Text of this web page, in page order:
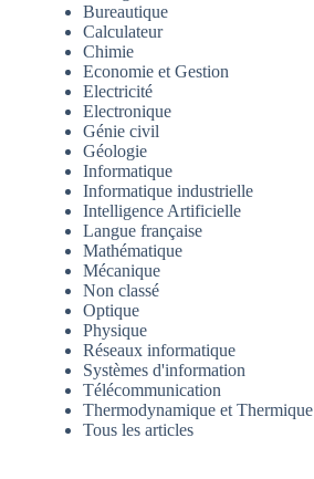
Bureautique
Calculateur
Chimie
Economie et Gestion
Electricité
Electronique
Génie civil
Géologie
Informatique
Informatique industrielle
Intelligence Artificielle
Langue française
Mathématique
Mécanique
Non classé
Optique
Physique
Réseaux informatique
Systèmes d'information
Télécommunication
Thermodynamique et Thermique
Tous les articles